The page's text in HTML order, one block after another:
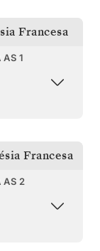
Francesa
AS 1
Francesa
AS 2